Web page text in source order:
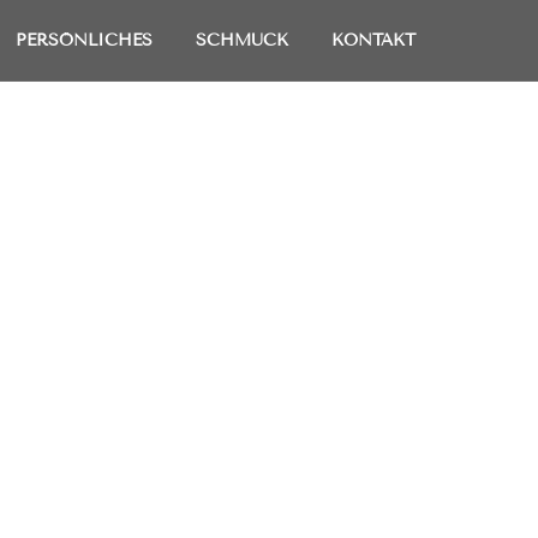
PERSÖNLICHES SCHMUCK KONTAKT